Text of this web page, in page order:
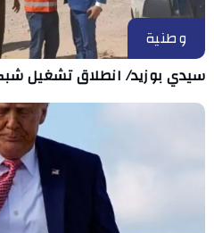
وطنية
سيدي بوزيد/ انطلاق تشغيل